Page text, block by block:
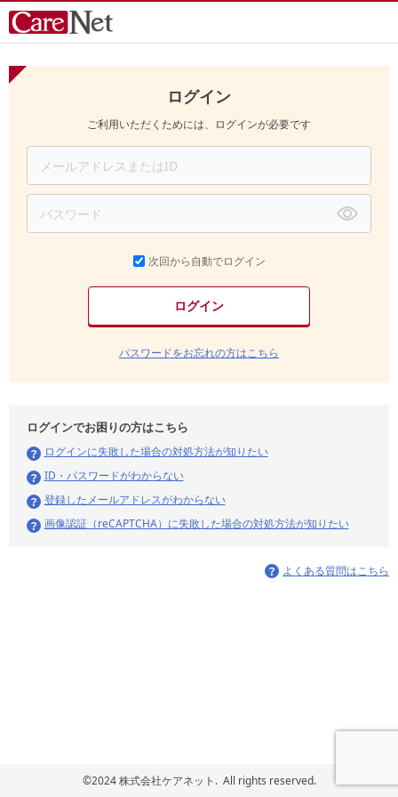
ログイン
ご利用いただくためには、ログインが必要です
次回から自動でログイン
パスワードをお忘れの方はこちら
ログインでお困りの方はこちら
ログインに失敗した場合の対処方法が知りたい
ID・パスワードがわからない
登録したメールアドレスがわからない
画像認証（reCAPTCHA）に失敗した場合の対処方法が知りたい
よくある質問はこちら
©2024 株式会社ケアネット. All rights reserved.